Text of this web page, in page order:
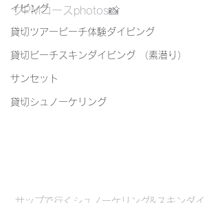
イビング
貸切ツアービーチ体験ダイビング
貸切ビーチスキンダイビング （素潜り）
サンセット
貸切シュノーケリング
グPMコースphotos📸
サップで行くシュノーケリング&スキンダイ